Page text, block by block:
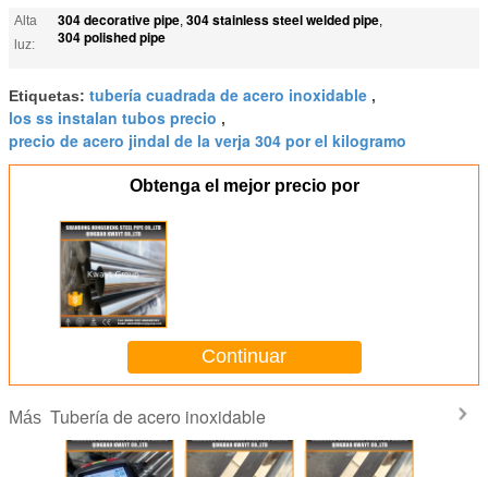
Alta
luz:
304 decorative pipe, 304 stainless steel welded pipe,
304 polished pipe
Etiquetas: tubería cuadrada de acero inoxidable ,
los ss instalan tubos precio ,
precio de acero jindal de la verja 304 por el kilogramo
Obtenga el mejor precio por
Continuar
Más Tubería de acero inoxidable